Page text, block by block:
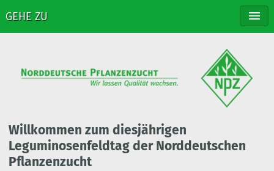
GEHE ZU
SORTEN VERTRIEB
KONTAKT
Willkommen zum diesjährigen
Leguminosenfeldtag der Norddeutschen
Pflanzenzucht